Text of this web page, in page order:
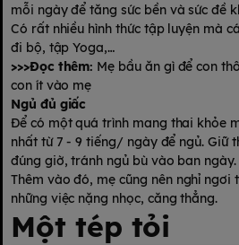
mỗi ngày để tăng sức bền và sức đề
Có rất nhiều hình thức tập luyện mà
đi bộ, tập Yoga,…
>>>Đọc thêm: Mẹ bầu ăn gì để con
con ít vào mẹ
Ngủ đủ giấc
Để có một quá trình mang thai khỏe
nhất từ 7 - 9 tiếng/ ngày để ngủ. Giữ
đúng giờ, tránh ngủ bù vào ban ngày.
Thêm vào đó, mẹ cũng nên nghỉ ngơi
những việc nặng nhọc, căng thẳng.
Một tép tỏi